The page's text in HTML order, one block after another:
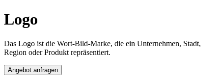
Logo
Das Logo ist die Wort-Bild-Marke, die ein Unternehmen, Stadt,
Region oder Produkt repräsentiert.
Angebot anfragen